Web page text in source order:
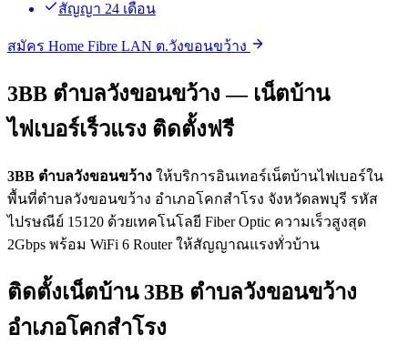
สัญญา 24 เดือน
สมัคร Home Fibre LAN ต.วังขอนขว้าง
3BB ตำบลวังขอนขว้าง — เน็ตบ้าน
ไฟเบอร์เร็วแรง ติดตั้งฟรี
3BB ตำบลวังขอนขว้าง ให้บริการอินเทอร์เน็ตบ้านไฟเบอร์ใน
พื้นที่ตำบลวังขอนขว้าง อำเภอโคกสำโรง จังหวัดลพบุรี รหัส
ไปรษณีย์ 15120 ด้วยเทคโนโลยี Fiber Optic ความเร็วสูงสุด
2Gbps พร้อม WiFi 6 Router ให้สัญญาณแรงทั่วบ้าน
ติดตั้งเน็ตบ้าน 3BB ตำบลวังขอนขว้าง
อำเภอโคกสำโรง